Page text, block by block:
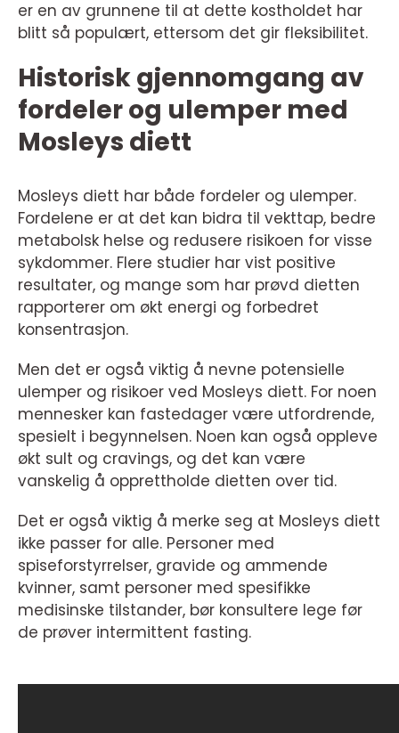
er en av grunnene til at dette kostholdet har
blitt så populært, ettersom det gir fleksibilitet.
Historisk gjennomgang av
fordeler og ulemper med
Mosleys diett
Mosleys diett har både fordeler og ulemper.
Fordelene er at det kan bidra til vekttap, bedre
metabolsk helse og redusere risikoen for visse
sykdommer. Flere studier har vist positive
resultater, og mange som har prøvd dietten
rapporterer om økt energi og forbedret
konsentrasjon.
Men det er også viktig å nevne potensielle
ulemper og risikoer ved Mosleys diett. For noen
mennesker kan fastedager være utfordrende,
spesielt i begynnelsen. Noen kan også oppleve
økt sult og cravings, og det kan være
vanskelig å opprettholde dietten over tid.
Det er også viktig å merke seg at Mosleys diett
ikke passer for alle. Personer med
spiseforstyrrelser, gravide og ammende
kvinner, samt personer med spesifikke
medisinske tilstander, bør konsultere lege før
de prøver intermittent fasting.